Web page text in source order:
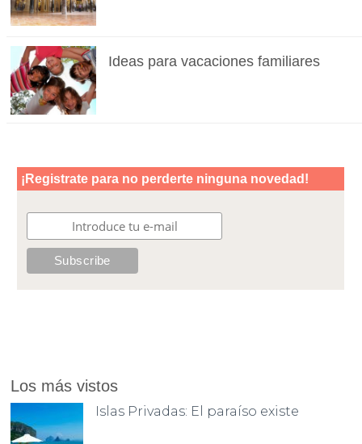
Ideas para vacaciones familiares
Los más vistos
Islas Privadas: El paraíso existe